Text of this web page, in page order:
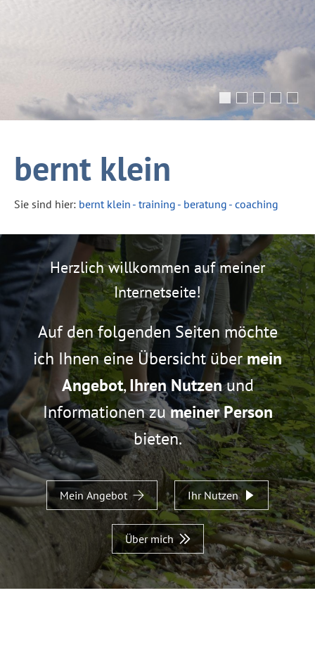
bernt klein
Sie sind hier: bernt klein - training - beratung - coaching
Herzlich willkommen auf meiner
Internetseite!
Auf den folgenden Seiten möchte
ich Ihnen eine Übersicht übermein
Angebot,Ihren Nutzenund
Informationen zumeiner Person
bieten.
Mein Angebot Ihr Nutzen
Über mich